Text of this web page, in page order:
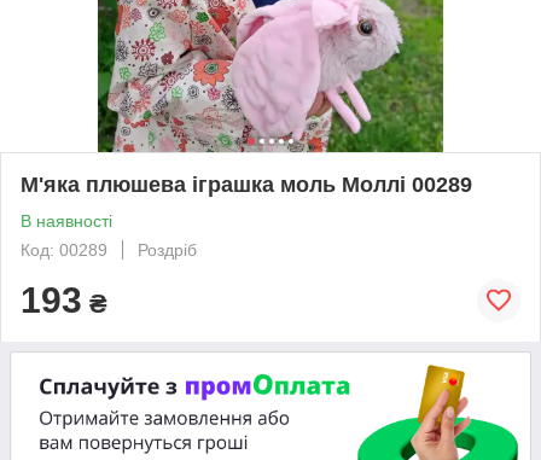
М'яка плюшева іграшка моль Моллі 00289
В наявності
Код: 00289
Роздріб
193 ₴